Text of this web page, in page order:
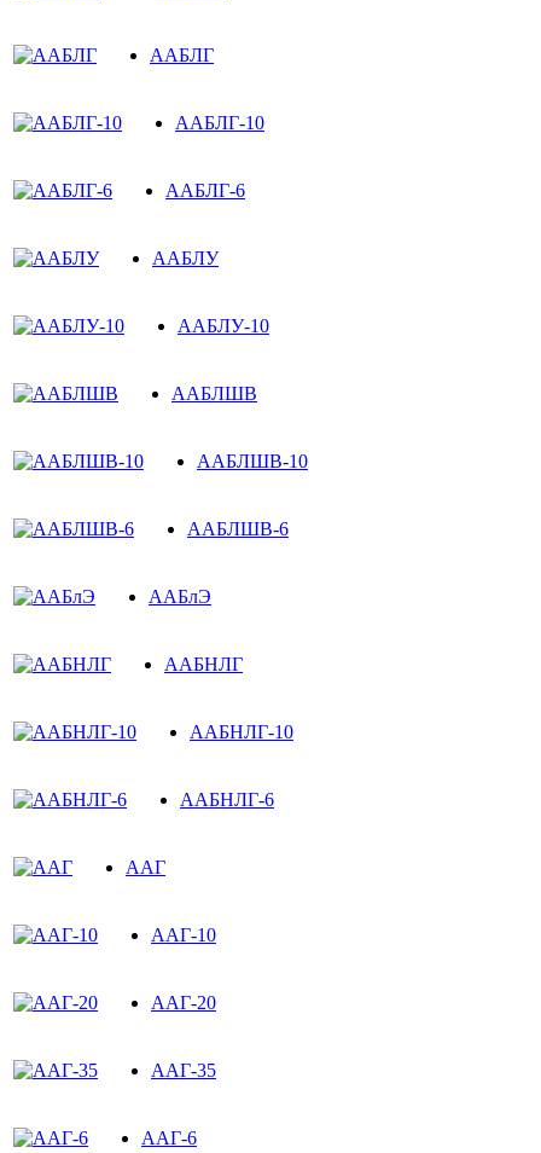
ААБЛГ
ААБЛГ-10
ААБЛГ-6
ААБЛУ
ААБЛУ-10
ААБЛШВ
ААБЛШВ-10
ААБЛШВ-6
ААБлЭ
ААБНЛГ
ААБНЛГ-10
ААБНЛГ-6
ААГ
ААГ-10
ААГ-20
ААГ-35
ААГ-6